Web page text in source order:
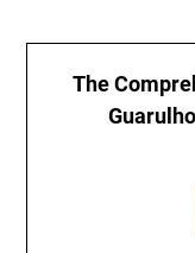
The